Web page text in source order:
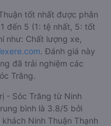
tốt nhất được phân
đến 5 (1: tệ nhất, 5: tốt
như: Chất lượng xe,
. Đánh giá này
đã trải nghiệm các
Trăng.
- Sóc Trăng từ Ninh
bình là 3.8/5 bởi
Ninh Thuận Thạnh